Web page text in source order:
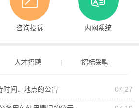
咨询投诉 内网系统
人才招聘 | 招标采购
时间、地点的公告 07-27